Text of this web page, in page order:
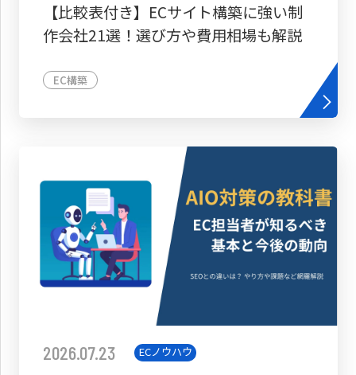
【比較表付き】ECサイト構築に強い制
作会社21選！選び方や費用相場も解説
EC構築
2026.07.23 ECノウハウ